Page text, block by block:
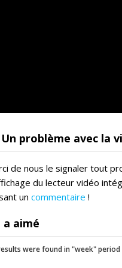
Un problème avec la
de nous le signaler tout
du lecteur vidéo
un commentaire !
a aimé
were found in "week" period